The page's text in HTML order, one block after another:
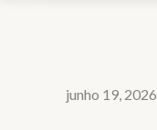
junho 19, 2026